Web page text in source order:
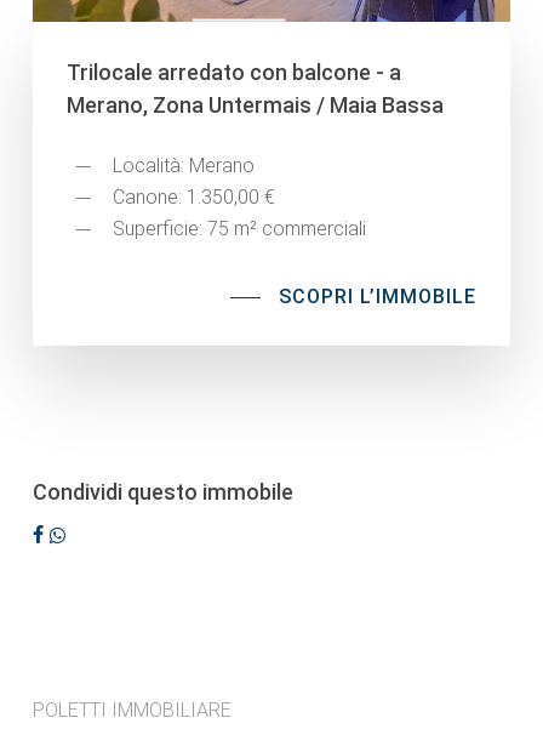
Trilocale arredato con balcone - a
Merano, Zona Untermais / Maia Bassa
Località: Merano
Canone: 1.350,00 €
Superficie: 75 m² commerciali
SCOPRI L’IMMOBILE
Condividi questo immobile
POLETTI IMMOBILIARE